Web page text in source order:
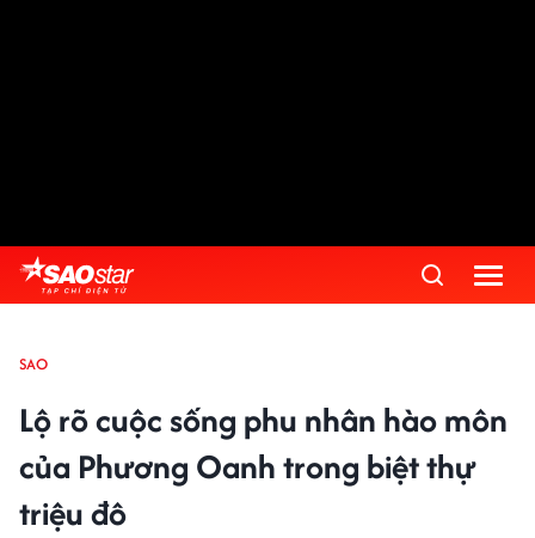
SAO
Lộ rõ cuộc sống phu nhân hào môn
của Phương Oanh trong biệt thự
triệu đô